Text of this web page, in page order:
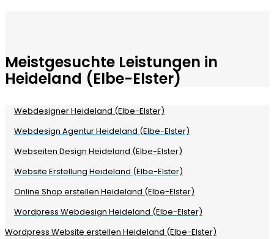
Meistgesuchte Leistungen in
Heideland (Elbe-Elster)
Webdesigner Heideland (Elbe-Elster)
Webdesign Agentur Heideland (Elbe-Elster)
Webseiten Design Heideland (Elbe-Elster)
Website Erstellung Heideland (Elbe-Elster)
Online Shop erstellen Heideland (Elbe-Elster)
Wordpress Webdesign Heideland (Elbe-Elster)
Wordpress Website erstellen Heideland (Elbe-Elster)